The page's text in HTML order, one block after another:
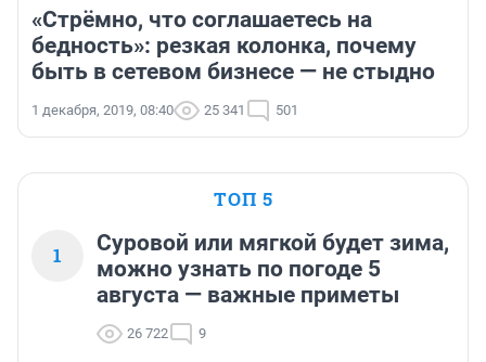
«Стрёмно, что соглашаетесь на
бедность»: резкая колонка, почему
быть в сетевом бизнесе — не стыдно
1 декабря, 2019, 08:40 25 341 501
ТОП 5
1
Суровой или мягкой будет зима,
можно узнать по погоде 5
августа — важные приметы
26 722 9